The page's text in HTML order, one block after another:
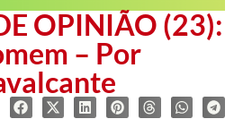
OPINIÃO (23):
– Por